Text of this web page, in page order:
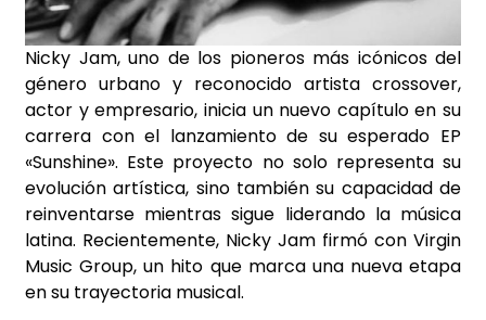
Nicky Jam, uno de los pioneros más icónicos del
género urbano y reconocido artista crossover,
actor y empresario, inicia un nuevo capítulo en su
carrera con el lanzamiento de su esperado EP
«Sunshine». Este proyecto no solo representa su
evolución artística, sino también su capacidad de
reinventarse mientras sigue liderando la música
latina. Recientemente, Nicky Jam firmó con Virgin
Music Group, un hito que marca una nueva etapa
en su trayectoria musical.